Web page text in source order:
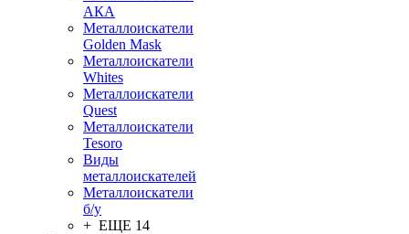
АКА
Металлоискатели
Golden Mask
Металлоискатели
Whites
Металлоискатели
Quest
Металлоискатели
Tesoro
Виды
металлоискателей
Металлоискатели
б/у
+ ЕЩЕ 14